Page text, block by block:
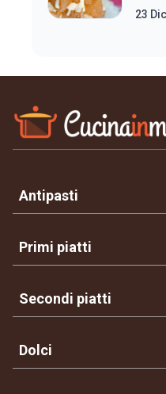
23
Antipasti
Primi piatti
Secondi piatti
Dolci